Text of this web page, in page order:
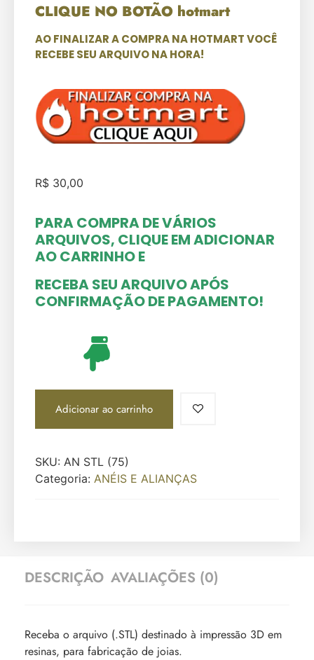
CLIQUE NO BOTÃO hotmart
AO FINALIZAR A COMPRA NA HOTMART VOCÊ
RECEBE SEU ARQUIVO NA HORA!
R$ 30,00
PARA COMPRA DE VÁRIOS
ARQUIVOS, CLIQUE EM ADICIONAR
AO CARRINHOE
RECEBA SEU ARQUIVO APÓS
CONFIRMAÇÃO DE PAGAMENTO!
Adicionar ao carrinho
SKU: AN STL (75)
Categoria: ANÉIS E ALIANÇAS
DESCRIÇÃO AVALIAÇÕES (0)
Receba o arquivo (.STL) destinado à impressão 3D em
resinas, para fabricação de joias.